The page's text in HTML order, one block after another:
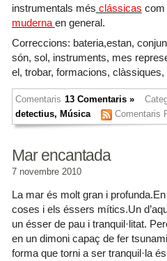
instrumentals més clássicas com
muderna en general.
Correccions: bateria,estan,
són, sol, instruments, mes
el, trobar, formacions,
Comentaris 13 Comentaris »
detectius, Música Comentaris
Mar encantada
7 novembre 2010
La mar és molt gran i
coses i els éssers mítics.Un
un ésser de pau i tranquil·litat.
en un dimoni capaç de fer
forma que torni a ser tranquil·la